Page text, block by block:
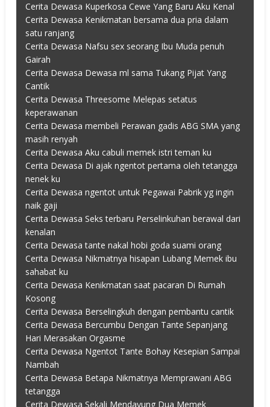
Cerita Dewasa Kuperkosa Cewe Yang Baru Aku Kenal
Cerita Dewasa Kenikmatan bersama dua pria dalam
satu ranjang
Cerita Dewasa Nafsu sex seorang Ibu Muda penuh
Gairah
Cerita Dewasa Dewasa ml sama Tukang Pijat Yang
Cantik
Cerita Dewasa Threesome Melepas setatus
keperawanan
Cerita Dewasa membeli Perawan gadis ABG SMA yang
masih renyah
Cerita Dewasa Aku cabuli memek istri teman ku
Cerita Dewasa Di ajak ngentot pertama oleh tetangga
nenek ku
Cerita Dewasa ngentot untuk Pegawai Pabrik yg ingin
naik gaji
Cerita Dewasa Seks terbaru Perselinkuhan berawal dari
kenalan
Cerita Dewasa tante nakal hobi goda suami orang
Cerita Dewasa Nikmatnya hisapan Lubang Memek ibu
sahabat ku
Cerita Dewasa Kenikmatan saat pacaran Di Rumah
Kosong
Cerita Dewasa Berselingkuh dengan pembantu cantik
Cerita Dewasa Bercumbu Dengan Tante Sepanjang
Hari Merasakan Orgasme
Cerita Dewasa Ngentot Tante Bohay Kesepian Sampai
Nambah
Cerita Dewasa Betapa Nikmatnya Memprawani ABG
tetangga
Cerita Dewasa Sekali Mendayung Dua Memek